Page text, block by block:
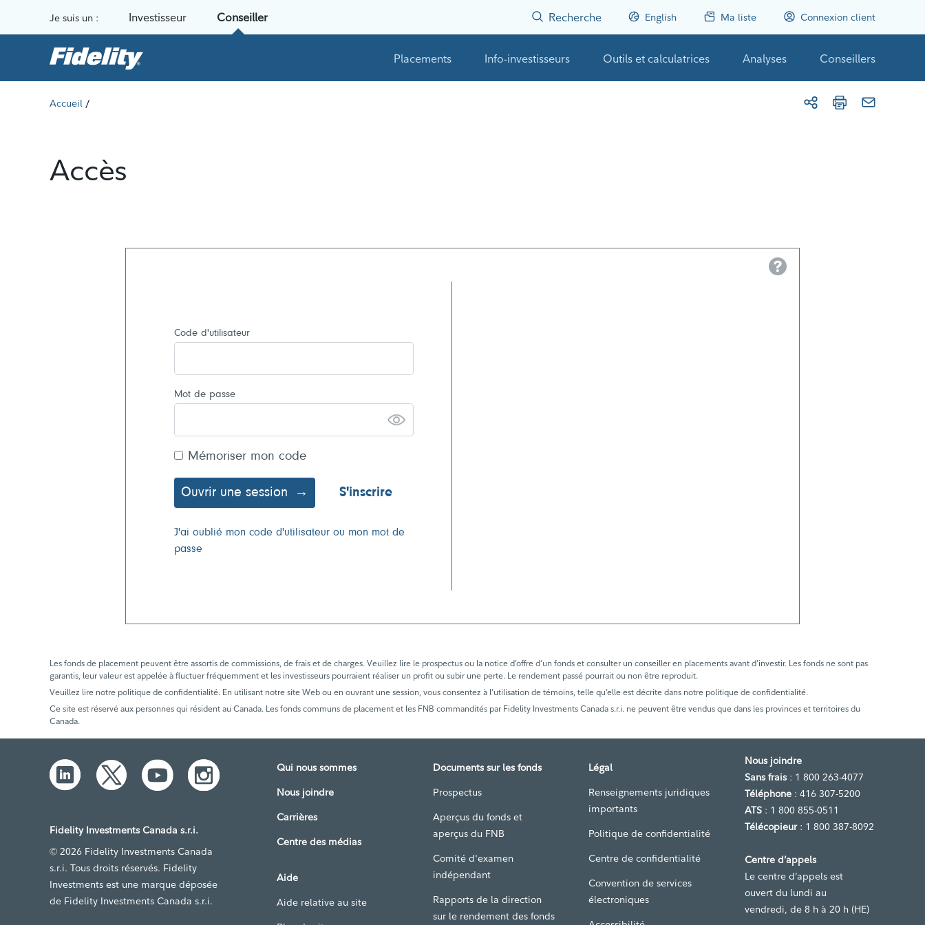
Je suis un : Investisseur Conseiller Recherche English Ma liste Connexion client
Placements Info-investisseurs Outils et calculatrices Analyses Conseillers
Accueil /
Accès
Help
Code d'utilisateur
Mot de passe
Mémoriser mon code
Ouvrir une session S'inscrire
J'ai oublié mon code d'utilisateur ou mon mot de
passe
Les fonds de placement peuvent être assortis de commissions, de frais et de charges. Veuillez lire le prospectus ou la notice d’offre d’un fonds et consulter un conseiller en placements avant d’investir. Les fonds ne sont pas
garantis, leur valeur est appelée à fluctuer fréquemment et les investisseurs pourraient réaliser un profit ou subir une perte. Le rendement passé pourrait ou non être reproduit.
Veuillez lire notre politique de confidentialité. En utilisant notre site Web ou en ouvrant une session, vous consentez à l’utilisation de témoins, telle qu’elle est décrite dans notre politique de confidentialité.
Ce site est réservé aux personnes qui résident au Canada. Les fonds communs de placement et les FNB commandités par Fidelity Investments Canada s.r.i. ne peuvent être vendus que dans les provinces et territoires du
Canada.
Fidelity Investments Canada s.r.i.
© 2026 Fidelity Investments Canada
s.r.i. Tous droits réservés. Fidelity
Investments est une marque déposée
de Fidelity Investments Canada s.r.i.
Qui nous sommes
Nous joindre
Carrières
Centre des médias
Aide
Aide relative au site
Documents sur les fonds
Prospectus
Aperçus du fonds et
aperçus du FNB
Comité d'examen
indépendant
Rapports de la direction
sur le rendement des fonds
Légal
Renseignements juridiques
importants
Politique de confidentialité
Centre de confidentialité
Convention de services
électroniques
Nous joindre
Sans frais: 1 800 263-4077
Téléphone : 416 307-5200
ATS : 1 800 855-0511
Télécopieur: 1 800 387-8092
Centre d’appels
Le centre d’appels est
ouvert du lundi au
vendredi, de 8 h à 20 h (HE)